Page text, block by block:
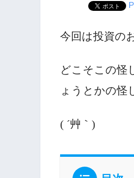
今回は投資の
どこそこの怪
ょうとかの怪
( ´艸｀)